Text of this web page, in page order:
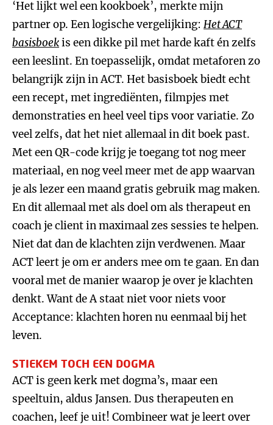
‘Het lijkt wel een kookboek’, merkte mijn
partner op. Een logische vergelijking: Het ACT
basisboekis een dikke pil met harde kaft én zelfs
een leeslint. En toepasselijk, omdat metaforen zo
belangrijk zijn in ACT. Het basisboek biedt echt
een recept, met ingrediënten, filmpjes met
demonstraties en heel veel tips voor variatie. Zo
veel zelfs, dat het niet allemaal in dit boek past.
Met een QR-code krijg je toegang tot nog meer
materiaal, en nog veel meer met de app waarvan
je als lezer een maand gratis gebruik mag maken.
En dit allemaal met als doel om als therapeut en
coach je client in maximaal zes sessies te helpen.
Niet dat dan de klachten zijn verdwenen. Maar
ACT leert je om er anders mee om te gaan. En dan
vooral met de manier waarop je over je klachten
denkt. Want de A staat niet voor niets voor
Acceptance: klachten horen nu eenmaal bij het
leven.
STIEKEM TOCH EEN DOGMA
ACT is geen kerk met dogma’s, maar een
speeltuin, aldus Jansen. Dus therapeuten en
coachen, leef je uit! Combineer wat je leert over